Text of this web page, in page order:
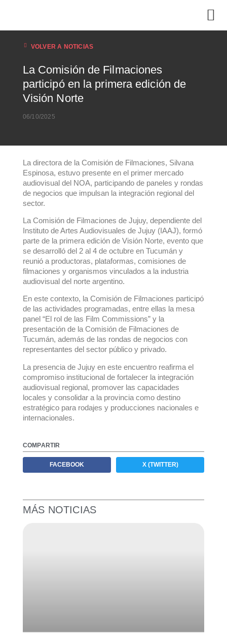
VOLVER A NOTICIAS
La Comisión de Filmaciones
participó en la primera edición de
Visión Norte
06/10/2025
La directora de la Comisión de Filmaciones, Silvana
Espinosa, estuvo presente en el primer mercado
audiovisual del NOA, participando de paneles y rondas
de negocios que impulsan la integración regional del
sector.
La Comisión de Filmaciones de Jujuy, dependiente del
Instituto de Artes Audiovisuales de Jujuy (IAAJ), formó
parte de la primera edición de Visión Norte, evento que
se desarrolló del 2 al 4 de octubre en Tucumán y
reunió a productoras, plataformas, comisiones de
filmaciones y organismos vinculados a la industria
audiovisual del norte argentino.
En este contexto, la Comisión de Filmaciones participó
de las actividades programadas, entre ellas la mesa
panel “El rol de las Film Commissions” y la
presentación de la Comisión de Filmaciones de
Tucumán, además de las rondas de negocios con
representantes del sector público y privado.
La presencia de Jujuy en este encuentro reafirma el
compromiso institucional de fortalecer la integración
audiovisual regional, promover las capacidades
locales y consolidar a la provincia como destino
estratégico para rodajes y producciones nacionales e
internacionales.
COMPARTIR
FACEBOOK X (TWITTER)
MÁS NOTICIAS